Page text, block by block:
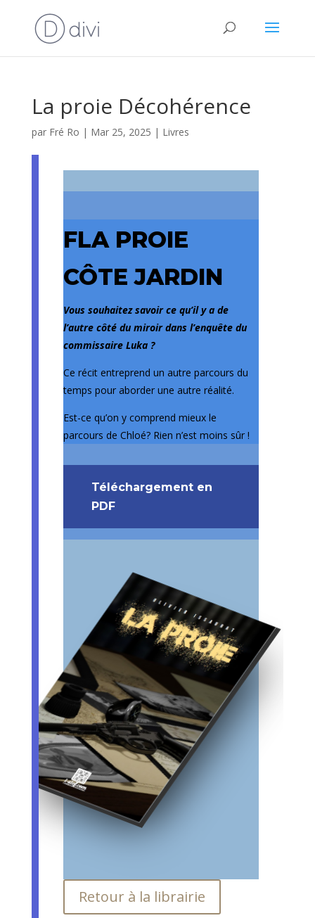
La proie Décohérence
par Fré Ro | Mar 25, 2025 | Livres
FLA PROIE
CÔTE JARDIN
Vous souhaitez savoir ce qu’il y a de
l’autre côté du miroir dans l’enquête du
commissaire Luka ?
Ce récit entreprend un autre parcours du
temps pour aborder une autre réalité.
Est-ce qu’on y comprend mieux le
parcours de Chloé? Rien n’est moins sûr !
Téléchargement en
PDF
Retour à la librairie